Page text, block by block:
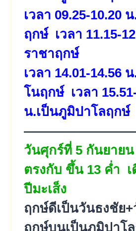
เวลา 09.25-10.20
ฤกษ์ เวลา 11.15-
ราชาฤกษ์
เวลา 14.01-14.56
โนฤกษ์ เวลา
น.เป็นภูมิปาโลฤกษ์
วันศุกร์ที่ 5 กันยายน
ตรงกับ ขึ้น 13 ค่ำ
ปีมะเส็ง
ฤกษ์ดีเป็นวันธงชัย
ฤกษ์บนเป็นภูมิปาโ